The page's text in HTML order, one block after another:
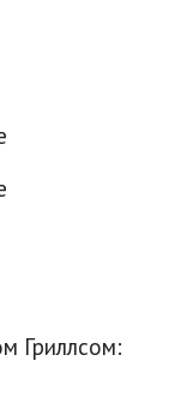
Гриллсом: